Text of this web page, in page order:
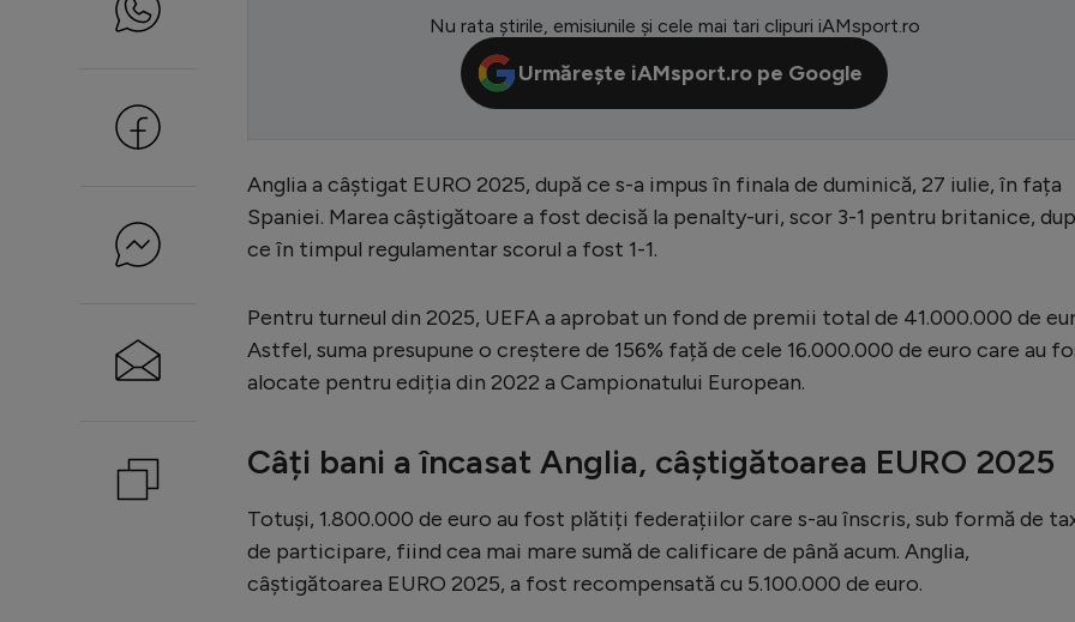
Nu rata știrile, emisiunile și cele mai tari clipuri iAMsport.ro
Urmărește iAMsport.ro pe Google
Anglia a câștigat EURO 2025, după ce s-a impus în finala de duminică, 27 iulie, în fața
Spaniei. Marea câștigătoare a fost decisă la penalty-uri, scor 3-1 pentru britanice,
ce în timpul regulamentar scorul a fost 1-1.
Pentru turneul din 2025, UEFA a aprobat un fond de premii total de 41.000.000 de
Astfel, suma presupune o creștere de 156% față de cele 16.000.000 de euro care au
alocate pentru ediția din 2022 a Campionatului European.
Câți bani a încasat Anglia, câștigătoarea EURO 2025
Totuși, 1.800.000 de euro au fost plătiți federațiilor care s-au înscris, sub formă de
de participare, fiind cea mai mare sumă de calificare de până acum. Anglia,
câștigătoarea EURO 2025, a fost recompensată cu 5.100.000 de euro.